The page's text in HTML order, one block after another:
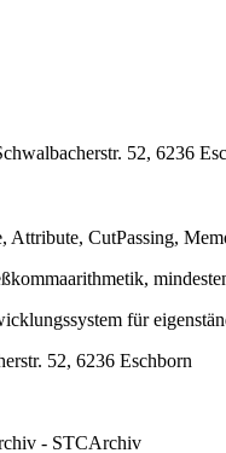
52, 6236
Attribute, CutPassing,
für
52, 6236 Eschborn
- STCArchiv